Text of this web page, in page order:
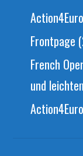
Frontpage
French
und